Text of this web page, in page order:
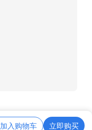
加入购物车 立即购买